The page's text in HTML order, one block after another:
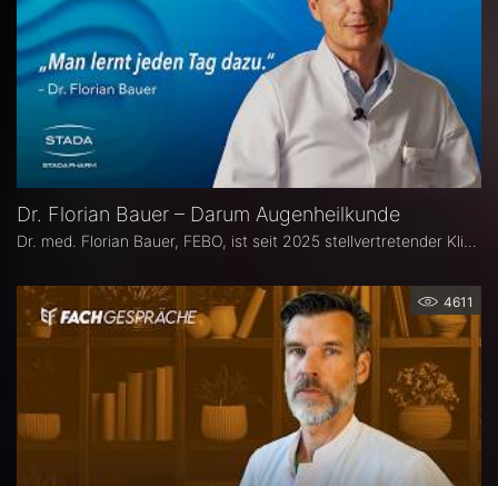
Dr. Florian Bauer – Darum Augenheilkunde
4611